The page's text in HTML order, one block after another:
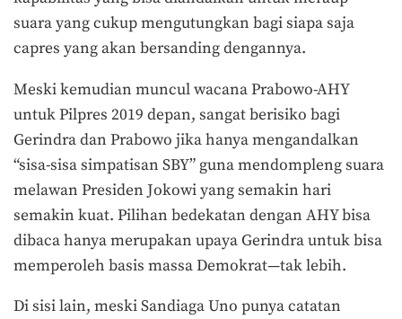
suara yang cukup mengutungkan bagi siapa saja
capres yang akan bersanding dengannya.
Meski kemudian muncul wacana Prabowo-AHY
untuk Pilpres 2019 depan, sangat berisiko bagi
Gerindra dan Prabowo jika hanya mengandalkan
“sisa-sisa simpatisan SBY” guna mendompleng suara
melawan Presiden Jokowi yang semakin hari
semakin kuat. Pilihan bedekatan dengan AHY bisa
dibaca hanya merupakan upaya Gerindra untuk bisa
memperoleh basis massa Demokrat—tak lebih.
Di sisi lain, meski Sandiaga Uno punya catatan